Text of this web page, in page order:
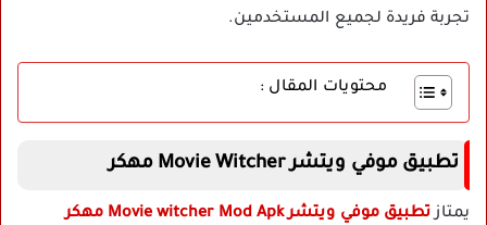
تجربة فريدة لجميع المستخدمين.
محتويات المقال :
تطبيق موفي ويتشر Movie Witcher مهكر
يمتازتطبيق موفي ويتشر Movie witcher Mod Apk مهكر